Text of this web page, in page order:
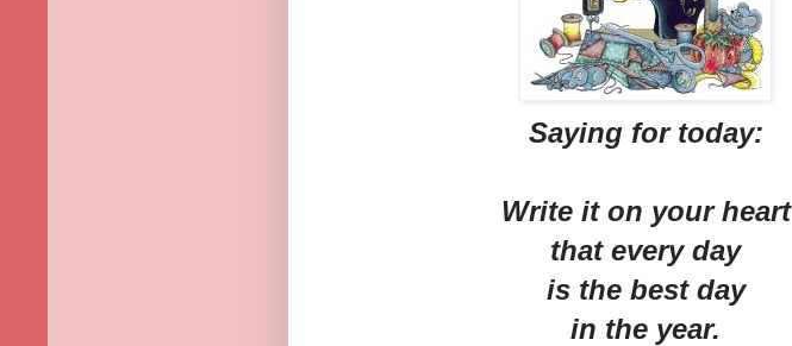
Saying for today:
Write it on your heart
that every day
is the best day
in the year.